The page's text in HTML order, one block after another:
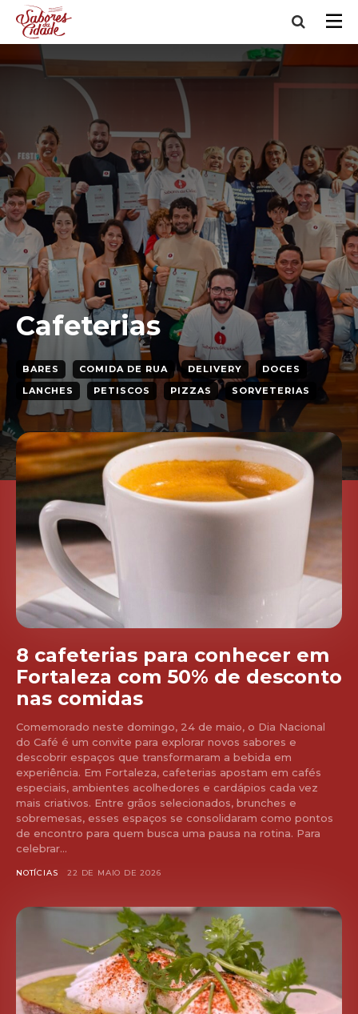
Cafeterias
BARES COMIDA DE RUA DELIVERY
DOCES
LANCHES
PETISCOS PIZZAS SORVETERIAS
8 cafeterias para conhecer em
Fortaleza com 50% de desconto
nas comidas
Comemorado neste domingo, 24 de maio, o Dia Nacional
do Café é um convite para explorar novos sabores e
descobrir espaços que transformaram a bebida em
experiência. Em Fortaleza, cafeterias apostam em cafés
especiais, ambientes acolhedores e cardápios cada vez
mais criativos. Entre grãos selecionados, brunches e
sobremesas, esses espaços se consolidaram como pontos
de encontro para quem busca uma pausa na rotina. Para
celebrar...
NOTÍCIAS 22 DE MAIO DE 2026